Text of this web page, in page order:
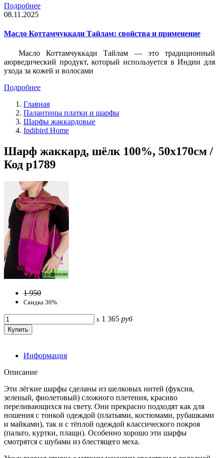
Подробнее
08.11.2025
Масло Коттамчуккади Тайлам: свойства и применение
Масло Коттамчуккади Тайлам — это традиционный
аюрведический продукт, который используется в Индии для
ухода за кожей и волосами
Подробнее
Главная
Палантины платки и шарфы
Шарфы жаккардовые
Indibird Home
Шарф жаккард, шёлк 100%, 50х170см /
Код p1789
1 950
Скидка 30%
x 1 365 руб
Информация
Описание
Эти лёгкие шарфы сделаны из шелковых нитей (фуксия,
зеленый, фиолетовый) сложного плетения, красиво
переливающихся на свету. Они прекрасно подходят как для
ношения с тонкой одеждой (платьями, костюмами, рубашками
и майками), так и с тёплой одеждой классического покроя
(пальто, куртки, плащи). Особенно хорошо эти шарфы
смотрятся с шубами из блестящего меха.